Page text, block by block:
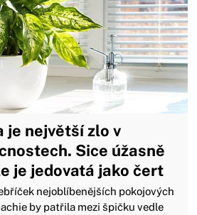
je největší zlo v
Sice úžasně
je jedovatá jako čert
nejoblíbenějších pokojových
by patřila mezi špičku vedle